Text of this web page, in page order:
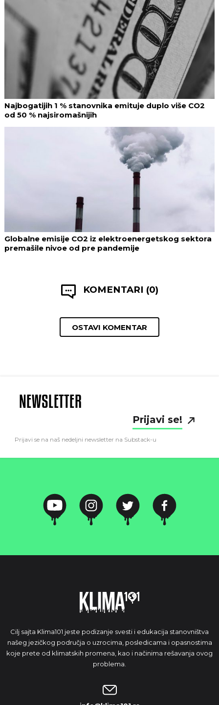
Najbogatijih 1 % stanovnika emituje duplo više CO2
od 50 % najsiromašnijih
Globalne emisije CO2 iz elektroenergetskog sektora
premašile nivoe od pre pandemije
KOMENTARI (0)
OSTAVI KOMENTAR
NEWSLETTER
Prijavi se!
Prijavi se na naš nedeljni newsletter na Substack-u
Cilj sajta Klima101 jeste podizanje svesti i edukacija stanovništva
našeg jezičkog područja o uzrocima, posledicama i opasnostima
koje prete od klimatskih promena, kao i načinima rešavanja ovog
problema.